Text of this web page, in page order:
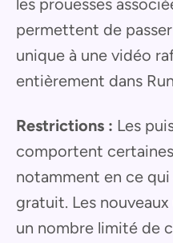
les prouesses
permettent de
unique à une vidéo
entièrement dans
Restrictions : Les
comportent
notamment en ce
gratuit. Les
un nombre limité de